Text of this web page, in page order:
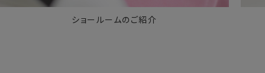
ショールームのご紹介